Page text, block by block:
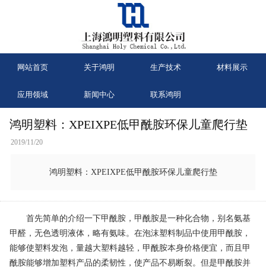
网站首页 关于鸿明 生产技术 材料展示
应用领域 新闻中心 联系鸿明
鸿明塑料：XPEIXPE低甲酰胺环保儿童爬行垫
2019/11/20
鸿明塑料：XPEIXPE低甲酰胺环保儿童爬行垫
首先简单的介绍一下甲酰胺，甲酰胺是一种化合物，别名氨基
甲醛，无色透明液体，略有氨味。在泡沫塑料制品中使用甲酰胺，
能够使塑料发泡，量越大塑料越轻，甲酰胺本身价格便宜，而且甲
酰胺能够增加塑料产品的柔韧性，使产品不易断裂。但是甲酰胺并